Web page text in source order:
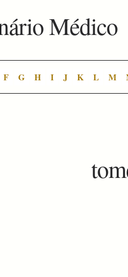
Médico
F G H I J K L M